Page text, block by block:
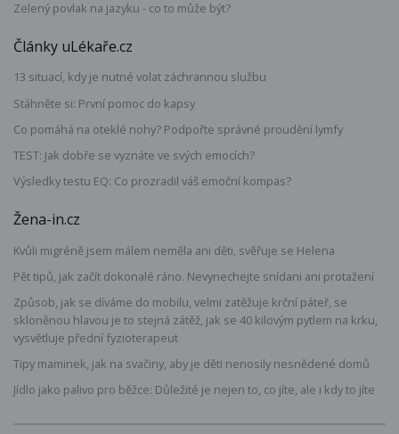
Zelený povlak na jazyku - co to může být?
Články uLékaře.cz
13 situací, kdy je nutné volat záchrannou službu
Stáhněte si: První pomoc do kapsy
Co pomáhá na oteklé nohy? Podpořte správné proudění lymfy
TEST: Jak dobře se vyznáte ve svých emocích?
Výsledky testu EQ: Co prozradil váš emoční kompas?
Žena-in.cz
Kvůli migréně jsem málem neměla ani děti, svěřuje se Helena
Pět tipů, jak začít dokonalé ráno. Nevynechejte snídani ani protažení
Způsob, jak se díváme do mobilu, velmi zatěžuje krční páteř, se
skloněnou hlavou je to stejná zátěž, jak se 40 kilovým pytlem na krku,
vysvětluje přední fyzioterapeut
Tipy maminek, jak na svačiny, aby je děti nenosily nesnědené domů
Jídlo jako palivo pro běžce: Důležité je nejen to, co jíte, ale i kdy to jíte